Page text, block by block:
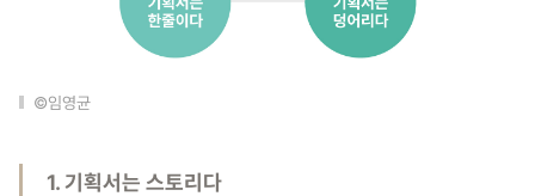
©임영균
1. 기획서는 스토리다